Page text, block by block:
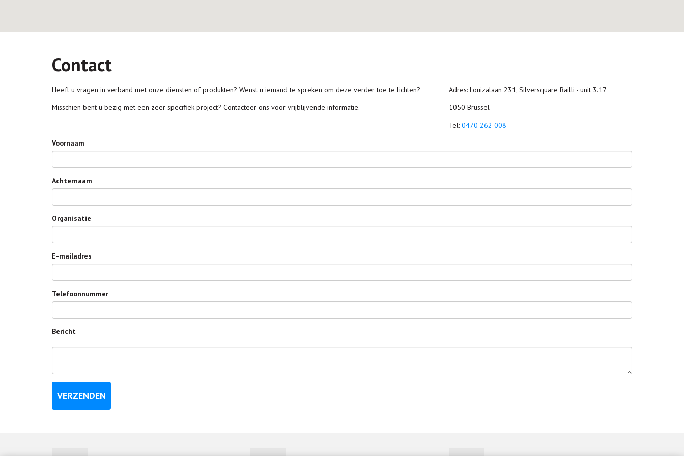
Contact
Heeft u vragen in verband met onze diensten of produkten? Wenst u iemand te spreken om deze verder toe te lichten?
Misschien bent u bezig met een zeer specifiek project? Contacteer ons voor vrijblijvende informatie.
Adres: Louizalaan 231, Silversquare Bailli - unit 3.17
1050 Brussel
Tel: 0470 262 008
Voornaam
Achternaam
Organisatie
E-mailadres
Telefoonnummer
Bericht
VERZENDEN